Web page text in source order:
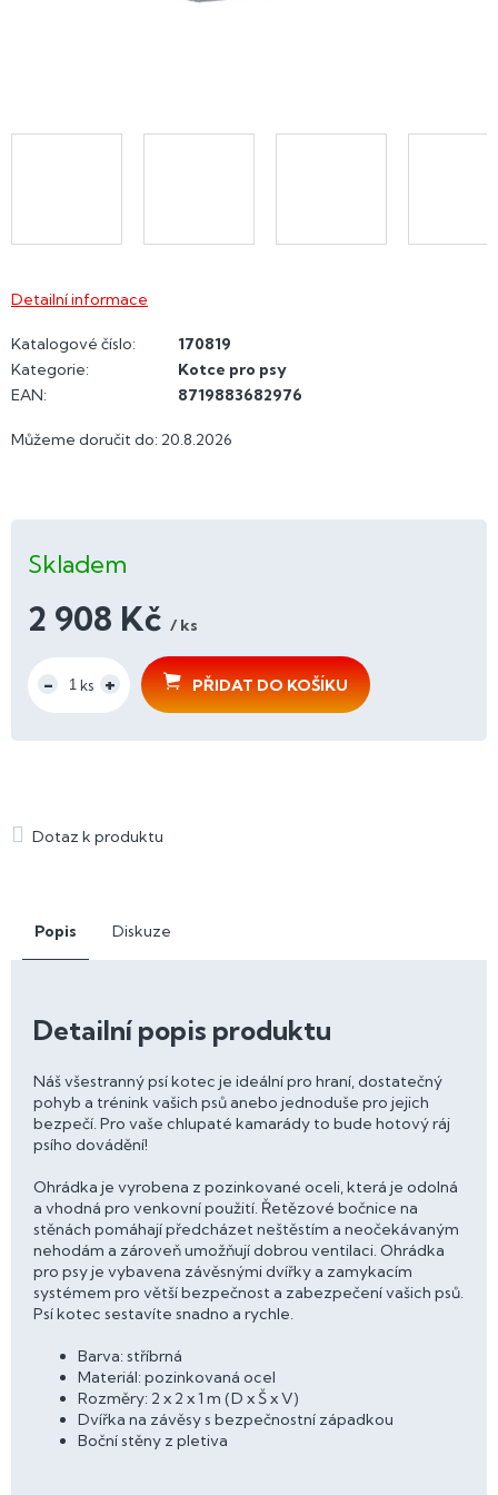
Můžeme doručit do: 20.8.2026
Skladem
2 908 Kč / ks
cena:
PŘIDAT DO KOŠÍKU
Detailní informace
Katalogové číslo:
170819
Kategorie:
Kotce pro psy
EAN: 8719883682976
Popis Diskuze
Detailní popis produktu
Náš všestranný psí kotec je ideální pro hraní, dostatečný
pohyb a trénink vašich psů anebo jednoduše pro jejich
bezpečí. Pro vaše chlupaté kamarády to bude hotový ráj
psího dovádění!
Ohrádka je vyrobena z pozinkované oceli, která je odolná
a vhodná pro venkovní použití. Řetězové bočnice na
stěnách pomáhají předcházet neštěstím a neočekávaným
nehodám a zároveň umožňují dobrou ventilaci. Ohrádka
pro psy je vybavena závěsnými dvířky a zamykacím
systémem pro větší bezpečnost a zabezpečení vašich psů.
Psí kotec sestavíte snadno a rychle.
Barva: stříbrná
Materiál: pozinkovaná ocel
Rozměry: 2 x 2 x 1 m (D x Š x V)
Dvířka na závěsy s bezpečnostní západkou
Boční stěny z pletiva